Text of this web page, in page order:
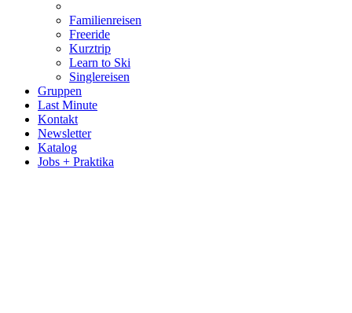
Familienreisen
Freeride
Kurztrip
Learn to Ski
Singlereisen
Gruppen
Last Minute
Kontakt
Newsletter
Katalog
Jobs + Praktika